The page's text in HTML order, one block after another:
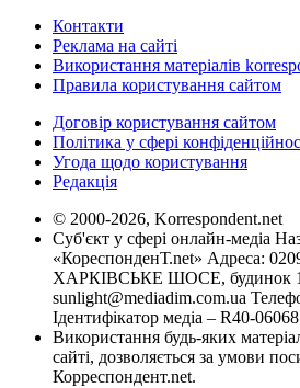
Контакти
Реклама на сайті
Використання матеріалів
Правила користування сайтом
Договір користування сайтом
Політика у сфері
Угода щодо користування
Редакція
© 2000-2026, Korrespondent.net
Суб'єкт у сфері онлайн-медіа
«КореспонденТ.net» Адреса:
ХАРКІВСЬКЕ ШОСЕ, будинок
sunlight@mediadim.com.ua
Ідентифікатор медіа – R40-06068
Використання будь-яких
сайті, дозволяється за умови
Корреспондент.net.